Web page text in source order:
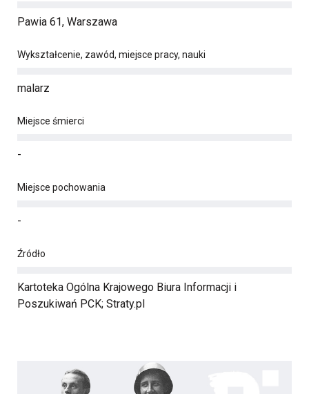
Pawia 61, Warszawa
Wykształcenie, zawód, miejsce pracy, nauki
malarz
Miejsce śmierci
-
Miejsce pochowania
-
Źródło
Kartoteka Ogólna Krajowego Biura Informacji i
Poszukiwań PCK; Straty.pl